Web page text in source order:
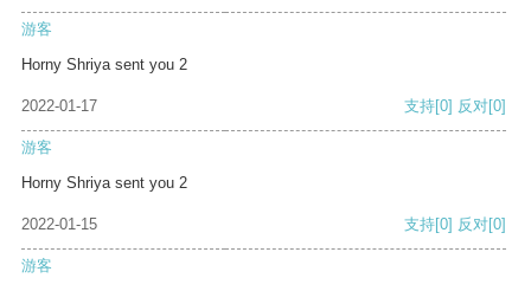
游客
Horny Shriya sent you 2
2022-01-17 支持[0] 反对[0]
游客
Horny Shriya sent you 2
2022-01-15 支持[0] 反对[0]
游客